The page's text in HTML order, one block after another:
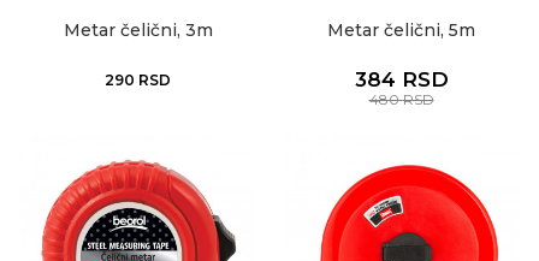
Metar čelični, 3m
290 RSD
Metar čelični, 5m
384 RSD
480RSD